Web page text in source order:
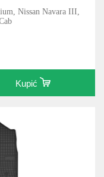
Nissan Navara III,
Kupić